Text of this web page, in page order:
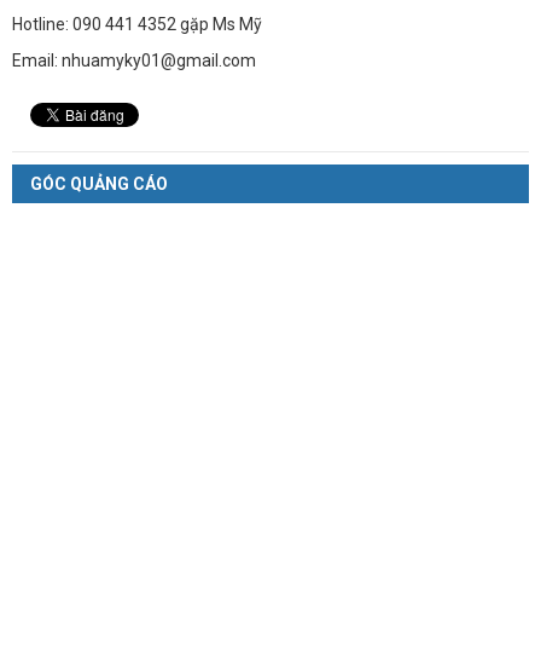
Hotline: 090 441 4352 gặp Ms Mỹ
Email: nhuamyky01@gmail.com
GÓC QUẢNG CÁO